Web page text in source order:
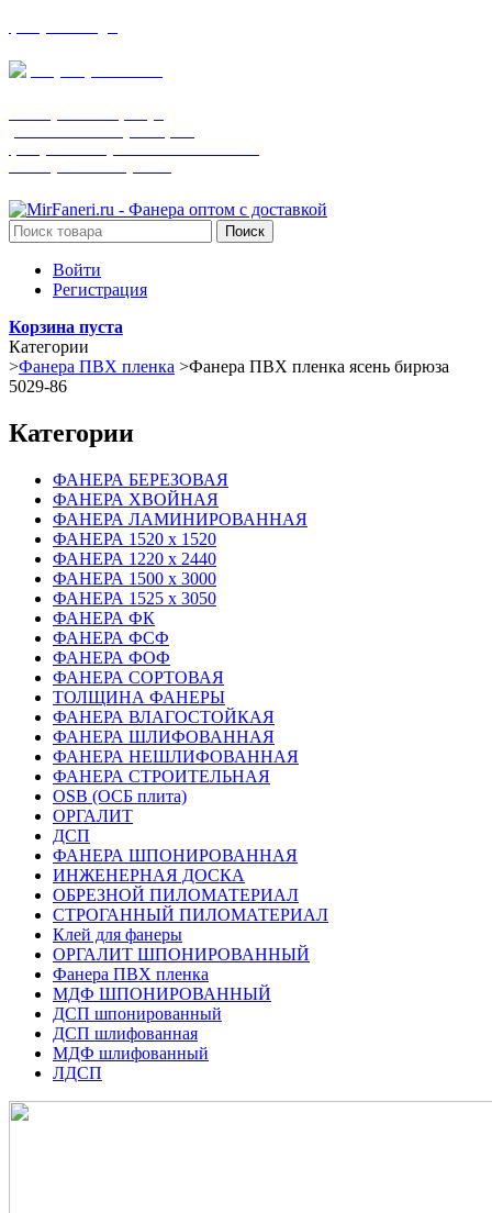
Поиск
Войти
Регистрация
Корзина пуста
Категории
>Фанера ПВХ пленка >Фанера ПВХ пленка ясень бирюза
5029-86
Категории
ФАНЕРА БЕРЕЗОВАЯ
ФАНЕРА ХВОЙНАЯ
ФАНЕРА ЛАМИНИРОВАННАЯ
ФАНЕРА 1520 х 1520
ФАНЕРА 1220 х 2440
ФАНЕРА 1500 х 3000
ФАНЕРА 1525 х 3050
ФАНЕРА ФК
ФАНЕРА ФСФ
ФАНЕРА ФОФ
ФАНЕРА СОРТОВАЯ
ТОЛЩИНА ФАНЕРЫ
ФАНЕРА ВЛАГОСТОЙКАЯ
ФАНЕРА ШЛИФОВАННАЯ
ФАНЕРА НЕШЛИФОВАННАЯ
ФАНЕРА СТРОИТЕЛЬНАЯ
OSB (ОСБ плита)
ОРГАЛИТ
ДСП
ФАНЕРА ШПОНИРОВАННАЯ
ИНЖЕНЕРНАЯ ДОСКА
ОБРЕЗНОЙ ПИЛОМАТЕРИАЛ
СТРОГАННЫЙ ПИЛОМАТЕРИАЛ
Клей для фанеры
ОРГАЛИТ ШПОНИРОВАННЫЙ
Фанера ПВХ пленка
МДФ ШПОНИРОВАННЫЙ
ДСП шпонированный
ДСП шлифованная
МДФ шлифованный
ЛДСП